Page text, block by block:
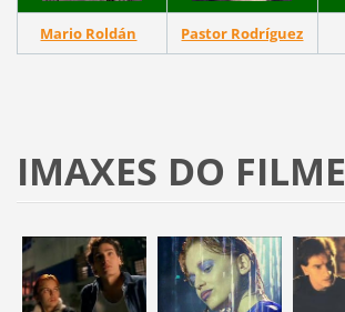
Mario Roldán Pastor Rodríguez
IMAXES DO FILME